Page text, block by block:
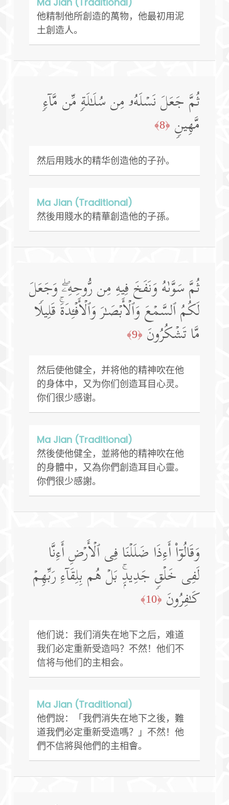
他精制他所創造的萬物，他最初用泥
土創造人。
ثُمَّ جَعَلَ نَسۡلَهُۥ مِن سُلَـٰلَةࣲ مِّن مَّاۤءࣲ
مَّهِینࣲ ﴿8﴾
然后用贱水的精华创造他的子孙。
Ma Jian (Traditional)
然後用賤水的精華創造他的子孫。
ثُمَّ سَوَّىٰهُ وَنَفَخَ فِیهِ مِن رُّوحِهِۦۖ وَجَعَلَ
لَكُمُ ٱلسَّمۡعَ وَٱلۡأَبۡصَـٰرَ وَٱلۡأَفۡـِٔدَةَۚ قَلِیلࣰا
مَّا تَشۡكُرُونَ ﴿9﴾
然后使他健全，并将他的精神吹在他
的身体中，又为你们创造耳目心灵。
你们很少感谢。
Ma Jian (Traditional)
然後使他健全，並將他的精神吹在他
的身體中，又為你們創造耳目心靈。
你們很少感謝。
وَقَالُوۤا۟ أَءِذَا ضَلَلۡنَا فِی ٱلۡأَرۡضِ أَءِنَّا
لَفِی خَلۡقࣲ جَدِیدِۭۚ بَلۡ هُم بِلِقَاۤءِ رَبِّهِمۡ
كَـٰفِرُونَ ﴿10﴾
他们说：我们消失在地下之后，难道
我们必定重新受造吗？不然！他们不
信将与他们的主相会。
Ma Jian (Traditional)
他們說：「我們消失在地下之後，難
道我們必定重新受造嗎？」不然！他
們不信將與他們的主相會。